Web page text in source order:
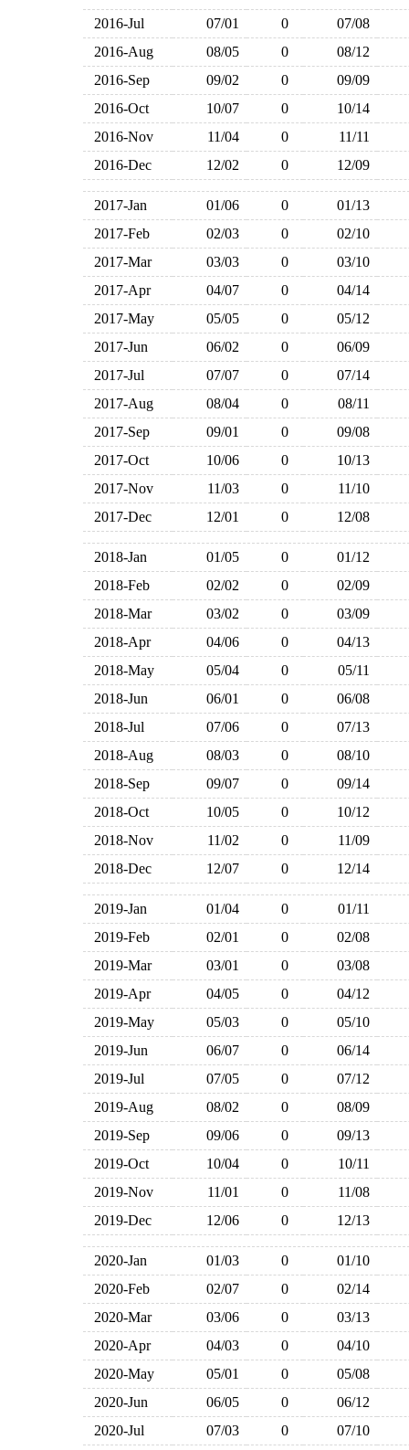
2016-Jul
07/01 0
07/08
2016-Aug
08/05 0
08/12
2016-Sep
09/02 0
09/09
2016-Oct
10/07 0
10/14
2016-Nov
11/04 0
11/11
2016-Dec
12/02 0 12/09
2017-Jan 01/06 0
01/13
2017-Feb
02/03 0
02/10
2017-Mar
03/03 0
03/10
2017-Apr
04/07 0
04/14
2017-May
05/05 0
05/12
2017-Jun
06/02 0
06/09
2017-Jul
07/07 0
07/14
2017-Aug
08/04 0
08/11
2017-Sep
09/01 0
09/08
2017-Oct
10/06 0
10/13
2017-Nov
11/03 0
11/10
2017-Dec
12/01 0 12/08
2018-Jan 01/05 0
01/12
2018-Feb
02/02 0
02/09
2018-Mar
03/02 0
03/09
2018-Apr
04/06 0
04/13
2018-May
05/04 0
05/11
2018-Jun
06/01 0
06/08
2018-Jul
07/06 0
07/13
2018-Aug
08/03 0
08/10
2018-Sep
09/07 0
09/14
2018-Oct
10/05 0
10/12
2018-Nov
11/02 0
11/09
2018-Dec
12/07 0 12/14
2019-Jan 01/04 0
01/11
2019-Feb
02/01 0
02/08
2019-Mar
03/01 0
03/08
2019-Apr
04/05 0
04/12
2019-May
05/03 0
05/10
2019-Jun
06/07 0
06/14
2019-Jul
07/05 0
07/12
2019-Aug
08/02 0
08/09
2019-Sep
09/06 0
09/13
2019-Oct
10/04 0
10/11
2019-Nov
11/01 0
11/08
2019-Dec
12/06 0 12/13
2020-Jan 01/03 0
01/10
2020-Feb
02/07 0
02/14
2020-Mar
03/06 0
03/13
2020-Apr
04/03 0
04/10
2020-May
05/01 0
05/08
2020-Jun
06/05 0
06/12
2020-Jul
07/03 0
07/10